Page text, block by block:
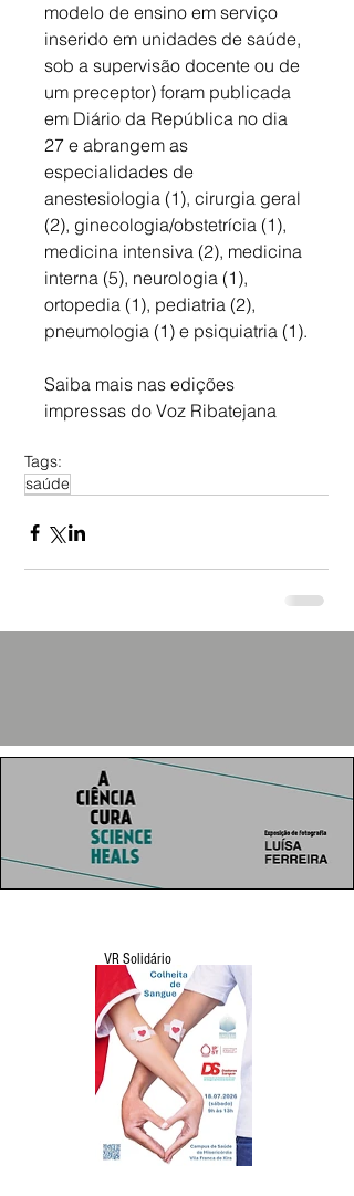
modelo de ensino em serviço
inserido em unidades de saúde,
sob a supervisão docente ou de
um preceptor) foram publicada
em Diário da República no dia
27 e abrangem as
especialidades de
anestesiologia (1), cirurgia geral
(2), ginecologia/obstetrícia (1),
medicina intensiva (2), medicina
interna (5), neurologia (1),
ortopedia (1), pediatria (2),
pneumologia (1) e psiquiatria (1).
Saiba mais nas edições
impressas do Voz Ribatejana
Tags:
saúde
VR Solidário